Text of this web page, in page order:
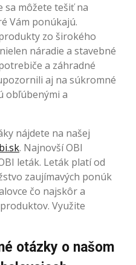
sa môžete tešiť na
Vám ponúkajú.
zo širokého
náradie a stavebné
a záhradné
aj na súkromné
obľúbenými a
nájdete na našej
. Najnovší OBI
leták. Leták platí od
zaujímavých ponúk
čo najskôr a
Využite
otázky o našom